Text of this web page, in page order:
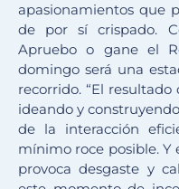
apasionamientos que
de por sí crispado.
Apruebo o gane el
domingo será una
recorrido. “El
ideando y
de la interacción
mínimo roce posible. Y
provoca desgaste y